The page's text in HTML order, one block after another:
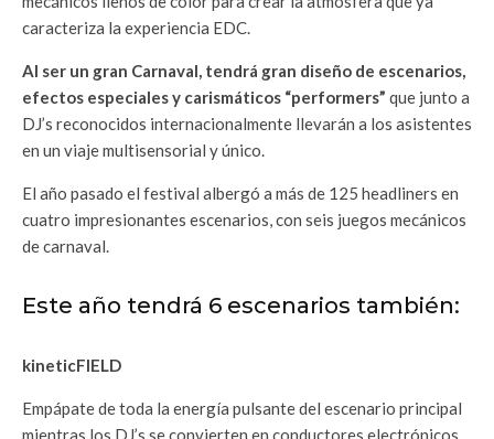
caracteriza la experiencia EDC.
Al ser un gran Carnaval, tendrá gran diseño de escenarios,
efectos especiales y carismáticos “performers” que junto a
DJ’s reconocidos internacionalmente llevarán a los asistentes
en un viaje multisensorial y único.
El año pasado el festival albergó a más de 125 headliners en
cuatro impresionantes escenarios, con seis juegos mecánicos
de carnaval.
Este año tendrá 6 escenarios también:
kineticFIELD
Empápate de toda la energía pulsante del escenario principal